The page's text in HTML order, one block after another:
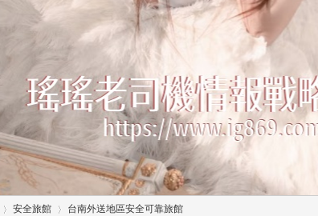
安全旅館 台南外送地區安全可靠旅館